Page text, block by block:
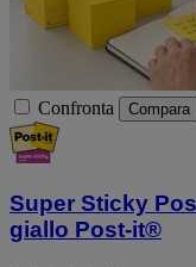
Confronta Compara
Super Sticky
giallo Post-it®